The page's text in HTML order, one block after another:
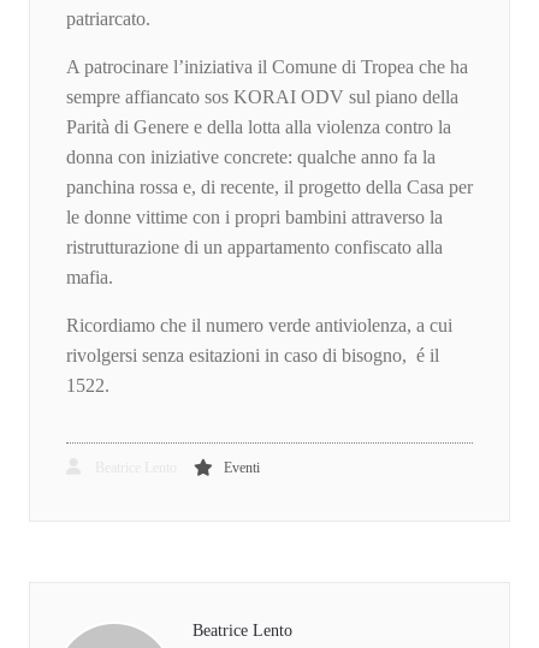
patriarcato.
A patrocinare l’iniziativa il Comune di Tropea che ha
sempre affiancato sos KORAI ODV sul piano della
Parità di Genere e della lotta alla violenza contro la
donna con iniziative concrete: qualche anno fa la
panchina rossa e, di recente, il progetto della Casa per
le donne vittime con i propri bambini attraverso la
ristrutturazione di un appartamento confiscato alla
mafia.
Ricordiamo che il numero verde antiviolenza, a cui
rivolgersi senza esitazioni in caso di bisogno, é il
1522.
Eventi
Beatrice Lento